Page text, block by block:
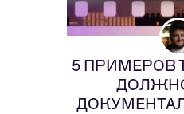
5 ПРИМЕРОВ